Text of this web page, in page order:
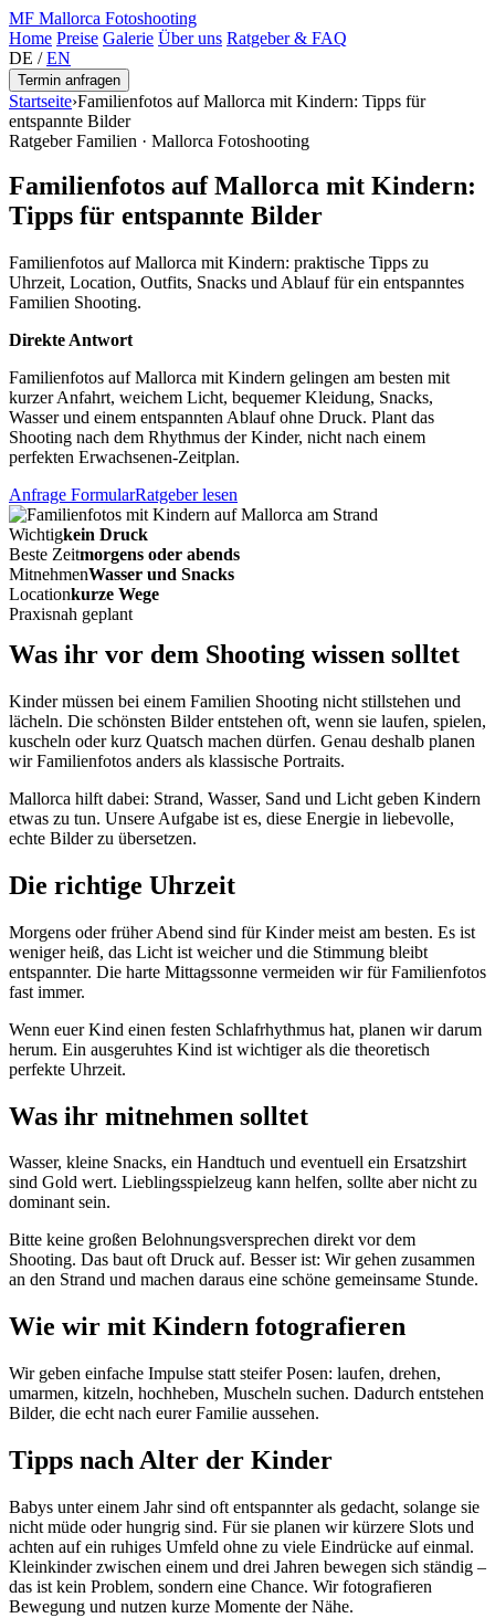
MF Mallorca Fotoshooting
Home Preise Galerie Über uns Ratgeber & FAQ
DE / EN
Termin anfragen
Startseite›Familienfotos auf Mallorca mit Kindern: Tipps für
entspannte Bilder
Ratgeber Familien · Mallorca Fotoshooting
Familienfotos auf Mallorca mit Kindern:
Tipps für entspannte Bilder
Familienfotos auf Mallorca mit Kindern: praktische Tipps zu
Uhrzeit, Location, Outfits, Snacks und Ablauf für ein entspanntes
Familien Shooting.
Direkte Antwort
Familienfotos auf Mallorca mit Kindern gelingen am besten mit
kurzer Anfahrt, weichem Licht, bequemer Kleidung, Snacks,
Wasser und einem entspannten Ablauf ohne Druck. Plant das
Shooting nach dem Rhythmus der Kinder, nicht nach einem
perfekten Erwachsenen-Zeitplan.
Anfrage FormularRatgeber lesen
Wichtigkein Druck
Beste Zeitmorgens oder abends
MitnehmenWasser und Snacks
Locationkurze Wege
Praxisnah geplant
Was ihr vor dem Shooting wissen solltet
Kinder müssen bei einem Familien Shooting nicht stillstehen und
lächeln. Die schönsten Bilder entstehen oft, wenn sie laufen, spielen,
kuscheln oder kurz Quatsch machen dürfen. Genau deshalb planen
wir Familienfotos anders als klassische Portraits.
Mallorca hilft dabei: Strand, Wasser, Sand und Licht geben Kindern
etwas zu tun. Unsere Aufgabe ist es, diese Energie in liebevolle,
echte Bilder zu übersetzen.
Die richtige Uhrzeit
Morgens oder früher Abend sind für Kinder meist am besten. Es ist
weniger heiß, das Licht ist weicher und die Stimmung bleibt
entspannter. Die harte Mittagssonne vermeiden wir für Familienfotos
fast immer.
Wenn euer Kind einen festen Schlafrhythmus hat, planen wir darum
herum. Ein ausgeruhtes Kind ist wichtiger als die theoretisch
perfekte Uhrzeit.
Was ihr mitnehmen solltet
Wasser, kleine Snacks, ein Handtuch und eventuell ein Ersatzshirt
sind Gold wert. Lieblingsspielzeug kann helfen, sollte aber nicht zu
dominant sein.
Bitte keine großen Belohnungsversprechen direkt vor dem
Shooting. Das baut oft Druck auf. Besser ist: Wir gehen zusammen
an den Strand und machen daraus eine schöne gemeinsame Stunde.
Wie wir mit Kindern fotografieren
Wir geben einfache Impulse statt steifer Posen: laufen, drehen,
umarmen, kitzeln, hochheben, Muscheln suchen. Dadurch entstehen
Bilder, die echt nach eurer Familie aussehen.
Tipps nach Alter der Kinder
Babys unter einem Jahr sind oft entspannter als gedacht, solange sie
nicht müde oder hungrig sind. Für sie planen wir kürzere Slots und
achten auf ein ruhiges Umfeld ohne zu viele Eindrücke auf einmal.
Kleinkinder zwischen einem und drei Jahren bewegen sich ständig –
das ist kein Problem, sondern eine Chance. Wir fotografieren
Bewegung und nutzen kurze Momente der Nähe.